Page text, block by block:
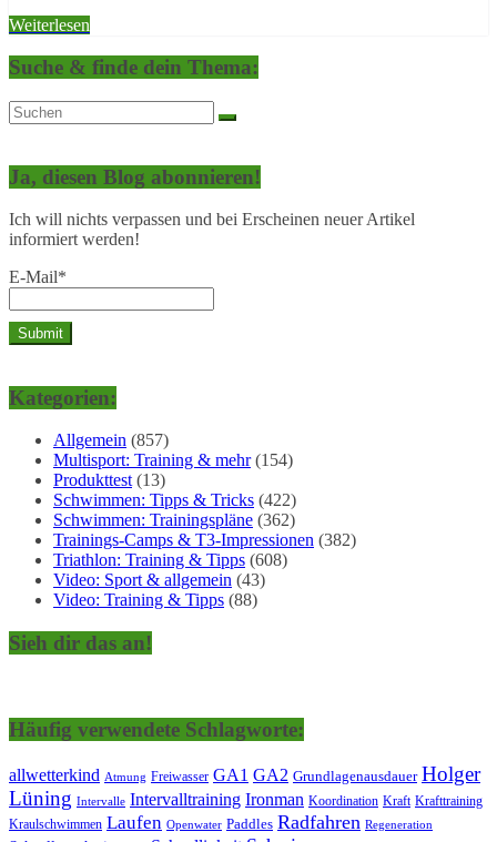
Weiterlesen
Suche & finde dein Thema:
Ja, diesen Blog abonnieren!
Ich will nichts verpassen und bei Erscheinen neuer Artikel
informiert werden!
E-Mail*
Kategorien:
Allgemein (857)
Multisport: Training & mehr(154)
Produkttest(13)
Schwimmen: Tipps & Tricks (422)
Schwimmen: Trainingspläne (362)
Trainings-Camps & T3-Impressionen (382)
Triathlon: Training & Tipps (608)
Video: Sport & allgemein (43)
Video: Training & Tipps (88)
Sieh dir das an!
Häufig verwendete Schlagworte:
allwetterkind Atmung Freiwasser GA1 GA2 Grundlagenausdauer Holger
Lüning Intervalle Intervalltraining Ironman Koordination Kraft Krafttraining
Kraulschwimmen Laufen Openwater Paddles Radfahren Regeneration